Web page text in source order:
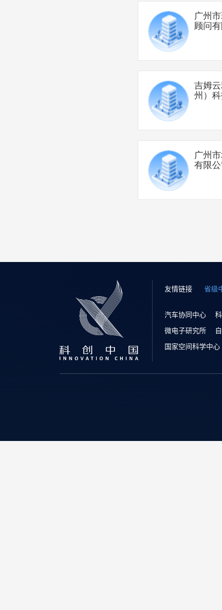
广州
顾问
吉姆
州）
广州
有限
友情链接 省级
汽车协同中心
微电子研究所
国家空间科学中心